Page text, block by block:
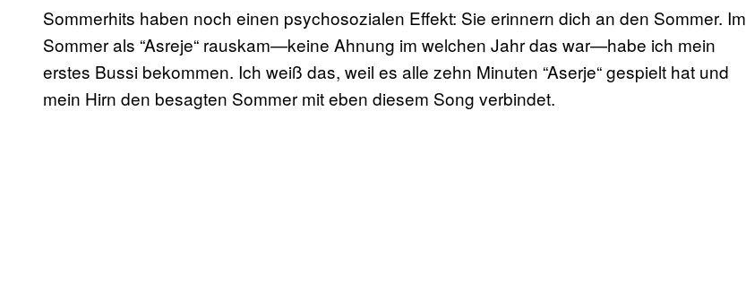
Sommerhits haben noch einen psychosozialen Effekt: Sie erinnern dich an den Sommer. Im
Sommer als “Asreje“ rauskam—keine Ahnung im welchen Jahr das war—habe ich mein
erstes Bussi bekommen. Ich weiß das, weil es alle zehn Minuten “Aserje“ gespielt hat und
mein Hirn den besagten Sommer mit eben diesem Song verbindet.